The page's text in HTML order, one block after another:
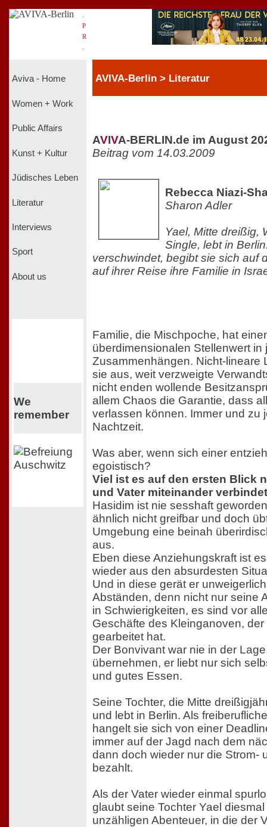
P
R
Aviva - Home
Women + Work
Public Affairs
Kunst + Kultur
Jüdisches Leben
Literatur
Interviews
Sport
About us
We
remember
AVIVA-Berlin > Literatur
AVIVA-BERLIN.de im August
Beitrag vom 14.03.2009
Rebecca Niazi-
Sharon Adler
Yael, Mitte dreißig,
Single, lebt in
verschwindet, begibt sie sich auf
auf ihrer Reise ihre Familie in
Familie, die Mischpoche, hat
überdimensionalen Stellenwert in
Zusammenhängen. Nicht-lineare
sie aus, weit verzweigte
nicht enden wollende
allem Chaos die Garantie, dass
verlassen können. Immer und zu
Nachtzeit.
Was aber, wenn sich einer
egoistisch?
Viel ist es auf den ersten Blick
und Vater miteinander
Hasidim ist nie sesshaft
ähnlich nicht greifbar und doch
Umgebung eine beinah
aus.
Eben diese Anziehungskraft ist
wieder aus den absurdesten
Und in diese gerät er
Abständen, denn nicht nur seine
in Schwierigkeiten, es sind vor
Geschäfte des Kleinganoven,
gearbeitet hat.
Der Bonvivant war nie in der
übernehmen, er liebt nur sich
und gutes Essen.
Seine Tochter, die Mitte
und lebt in Berlin. Als
hangelt sie sich von einer
immer auf der Jagd nach dem
dann doch wieder nur die Strom-
bezahlt.
Als der Vater wieder einmal
glaubt seine Tochter Yael
unzähligen Abenteuer, in die der